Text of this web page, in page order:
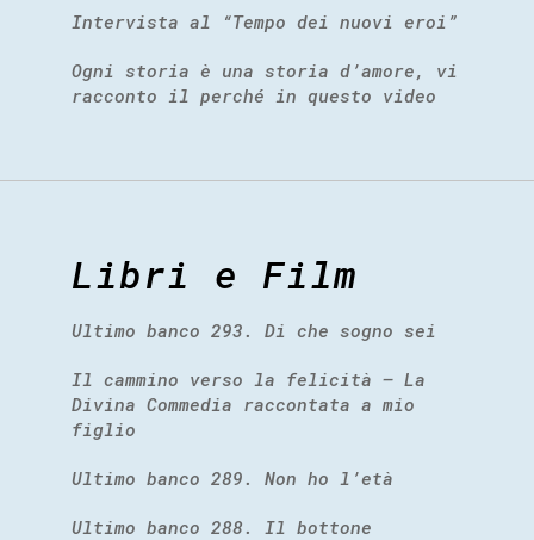
Intervista al “Tempo dei nuovi eroi”
Ogni storia è una storia d’amore, vi
racconto il perché in questo video
Libri e Film
Ultimo banco 293. Di che sogno sei
Il cammino verso la felicità – La
Divina Commedia raccontata a mio
figlio
Ultimo banco 289. Non ho l’età
Ultimo banco 288. Il bottone